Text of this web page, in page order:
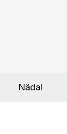
Nädal